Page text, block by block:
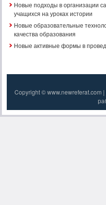
Новые подходы в организации
учащихся на уроках истории
Новые образовательные
качества образования
Новые активные формы в
Copyright ©